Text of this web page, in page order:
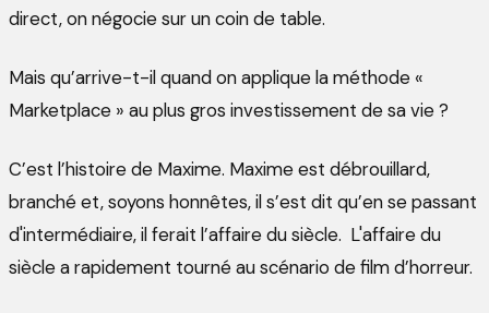
direct, on négocie sur un coin de table.
Mais qu’arrive-t-il quand on applique la méthode «
Marketplace » au plus gros investissement de sa vie ?
C’est l’histoire de Maxime. Maxime est débrouillard,
branché et, soyons honnêtes, il s’est dit qu’en se passant
d'intermédiaire, il ferait l’affaire du siècle. L'affaire du
siècle a rapidement tourné au scénario de film d’horreur.